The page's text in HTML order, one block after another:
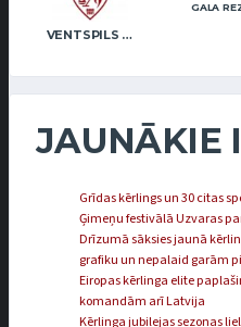
VENTSPILS NOVADS
GALA
JAUNĀKIE
Grīdas kērlings un 30 citas
Ģimeņu festivālā Uzvaras
Drīzumā sāksies jaunā
grafiku un nepalaid garām
Eiropas kērlinga elite
komandām arī Latvija
Kērlinga jubilejas sezonas